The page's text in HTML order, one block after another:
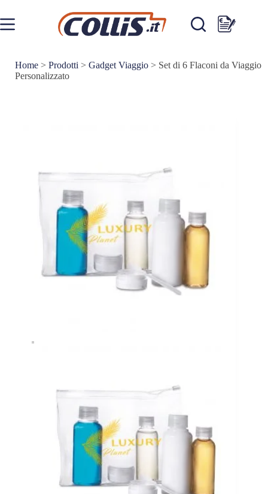
contenuto
Carrello
Home > Prodotti > Gadget Viaggio > Set di 6 Flaconi da Viaggio
Personalizzato